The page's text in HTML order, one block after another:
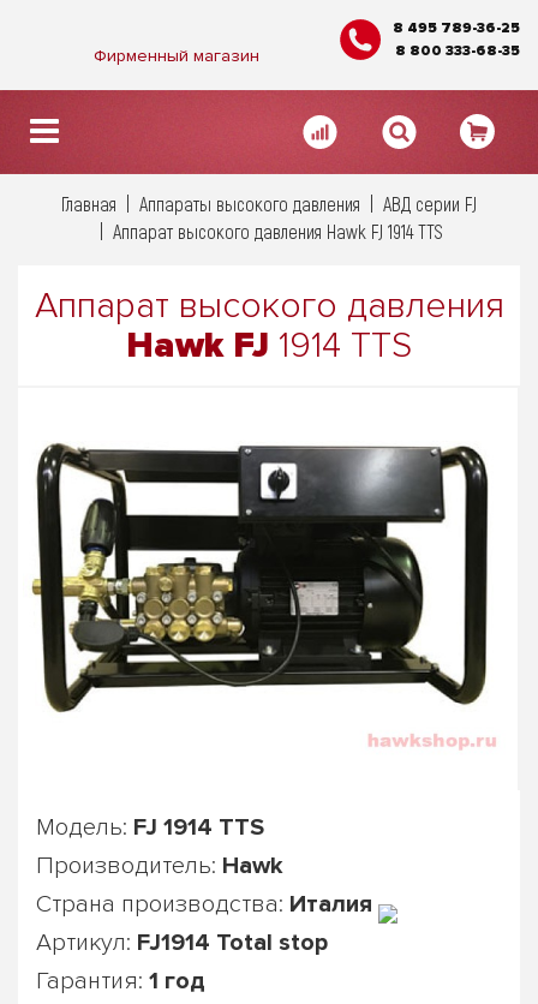
Фирменный магазин
8 495 789-36-25
8 800 333-68-35
Главная Аппараты высокого давления
АВД серии FJ
Аппарат высокого давления Hawk FJ 1914 TTS
Аппарат высокого давления
Hawk FJ 1914 TTS
Модель: FJ 1914 TTS
Производитель: Hawk
Страна производства: Италия
Артикул: FJ1914 Total stop
Гарантия: 1 год